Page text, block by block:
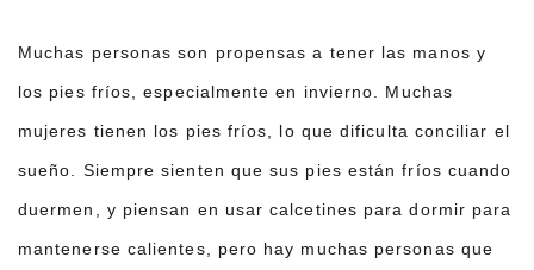
Muchas personas son propensas a tener las manos y
los pies fríos, especialmente en invierno. Muchas
mujeres tienen los pies fríos, lo que dificulta conciliar el
sueño. Siempre sienten que sus pies están fríos cuando
duermen, y piensan en usar calcetines para dormir para
mantenerse calientes, pero hay muchas personas que